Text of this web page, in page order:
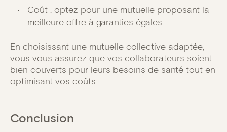
Coût : optez pour une mutuelle proposant la
meilleure offre à garanties égales.
En choisissant une mutuelle collective adaptée,
vous vous assurez que vos collaborateurs soient
bien couverts pour leurs besoins de santé tout en
optimisant vos coûts.
Conclusion